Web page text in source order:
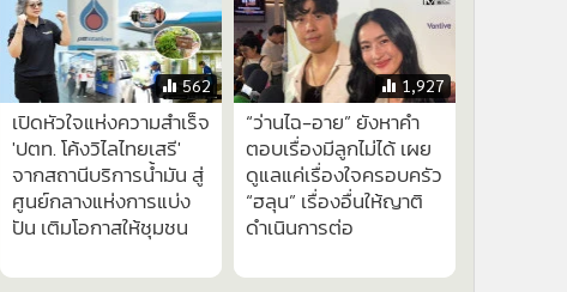
562
เปิดหัวใจแห่งความสำเร็จ
'ปตท. โค้งวิไลไทยเสรี'
จากสถานีบริการน้ำมัน สู่
ศูนย์กลางแห่งการแบ่ง
ปัน เติมโอกาสให้ชุมชน
1,927
“ว่านไฉ-อาย” ยังหาคำ
ตอบเรื่องมีลูกไม่ได้ เผย
ดูแลแค่เรื่องใจครอบครัว
“ฮลุน” เรื่องอื่นให้ญาติ
ดำเนินการต่อ